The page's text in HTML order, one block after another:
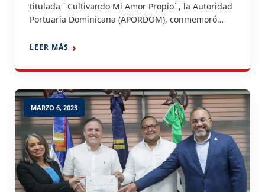
titulada ¨Cultivando Mi Amor Propio¨, la Autoridad
Portuaria Dominicana (APORDOM), conmemoró
el objetivo de confirmar el compromiso femenino y
inicio del conversatorio, el titular de APORDOM,
LEER MÁS
MARZO 6, 2023